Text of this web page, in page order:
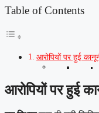
Table of Contents
आरोपियों पर हुई
आरोपियों पर हुई